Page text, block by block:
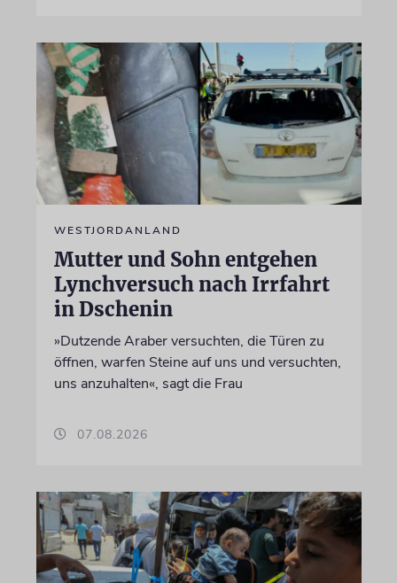
WESTJORDANLAND
Mutter und Sohn entgehen
Lynchversuch nach Irrfahrt
in Dschenin
»Dutzende Araber versuchten, die Türen zu
öffnen, warfen Steine auf uns und versuchten,
uns anzuhalten«, sagt die Frau
07.08.2026